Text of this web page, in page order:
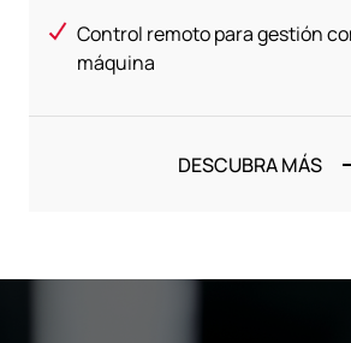
Control remoto para gestión
máquina
DESCUBRA MÁS